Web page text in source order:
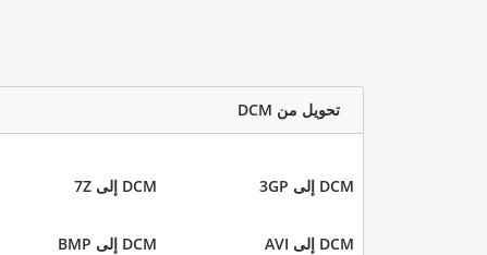
تحويل من DCM
DCM إلى 3GP DCM إلى 7Z
DCM إلى AVI DCM إلى BMP